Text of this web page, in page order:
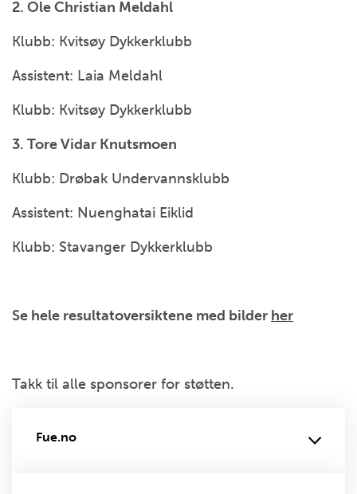
2. Ole Christian Meldahl
Klubb: Kvitsøy Dykkerklubb
Assistent: Laia Meldahl
Klubb: Kvitsøy Dykkerklubb
3. Tore Vidar Knutsmoen
Klubb: Drøbak Undervannsklubb
Assistent: Nuenghatai Eiklid
Klubb: Stavanger Dykkerklubb
Se hele resultatoversiktene med bilder her
Takk til alle sponsorer for støtten.
Fue.no